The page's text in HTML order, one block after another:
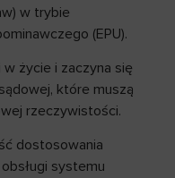
w trybie
(EPU).
życie i zaczyna się
które muszą
rzeczywistości.
dostosowania
systemu